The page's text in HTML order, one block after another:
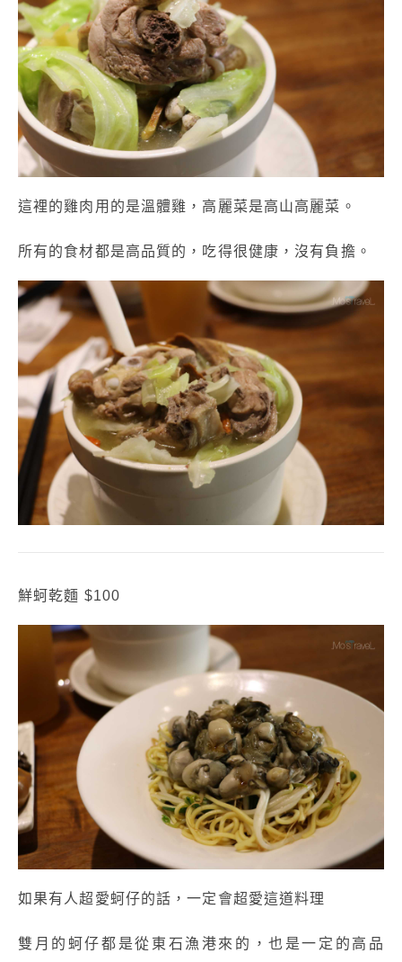
這裡的雞肉用的是溫體雞，高麗菜是高山高麗菜。
所有的食材都是高品質的，吃得很健康，沒有負擔。
鮮蚵乾麵 $100
如果有人超愛蚵仔的話，一定會超愛這道料理
雙月的蚵仔都是從東石漁港來的，也是一定的高品